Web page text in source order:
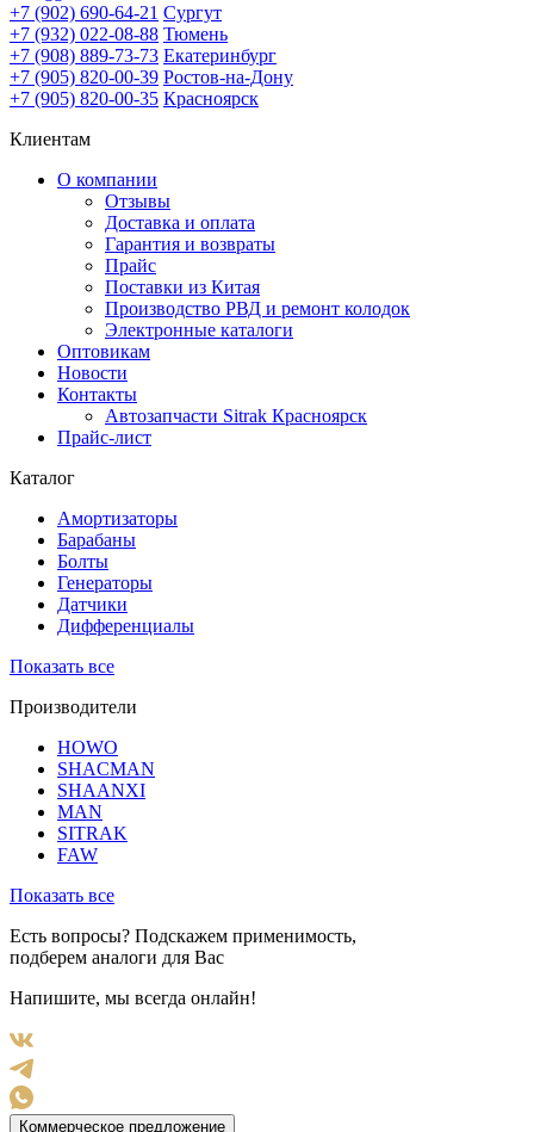
+7 (902) 690-64-21 Сургут
+7 (932) 022-08-88 Тюмень
+7 (908) 889-73-73 Екатеринбург
+7 (905) 820-00-39 Ростов-на-Дону
+7 (905) 820-00-35 Красноярск
Клиентам
О компании
Отзывы
Доставка и оплата
Гарантия и возвраты
Прайс
Поставки из Китая
Производство РВД и ремонт колодок
Электронные каталоги
Оптовикам
Новости
Контакты
Автозапчасти Sitrak Красноярск
Прайс-лист
Каталог
Амортизаторы
Барабаны
Болты
Генераторы
Датчики
Дифференциалы
Показать все
Производители
HOWO
SHACMAN
SHAANXI
MAN
SITRAK
FAW
Показать все
Есть вопросы? Подскажем применимость,
подберем аналоги для Вас
Напишите, мы всегда онлайн!
Коммерческое предложение